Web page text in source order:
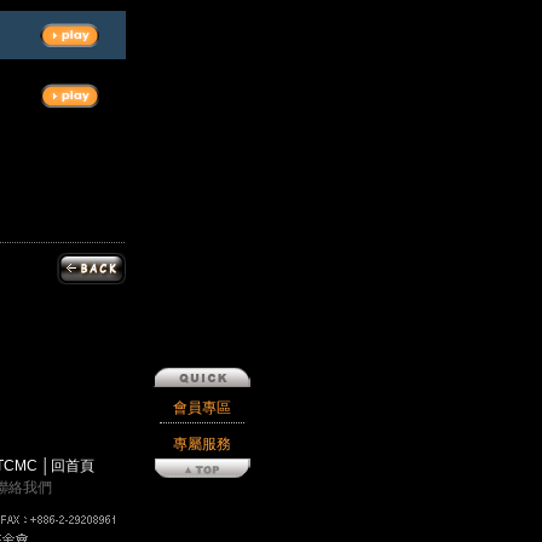
會員專區
專屬服務
回首頁
絡我們